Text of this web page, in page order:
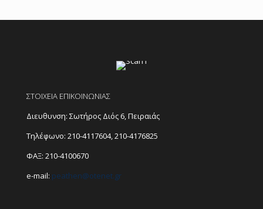
ΣΤΟΙΧΕΙΑ ΕΠΙΚΟΙΝΩΝΙΑΣ
Διευθυνση: Σωτήρος Διός 6, Πειραιάς
Τηλέφωνο: 210-4117604,210-4176825
ΦΑΞ: 210-4100670
e-mail: peathen@otenet.gr